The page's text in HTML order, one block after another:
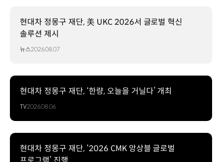
현대차 정몽구 재단, 美 UKC 2026서 글로벌 혁신
솔루션 제시
뉴스2026.08.07
현대차 정몽구 재단, ‘한량, 오늘을 거닐다’ 개최
TV2026.08.06
현대차 정몽구 재단, ‘2026 CMK 앙상블 글로벌